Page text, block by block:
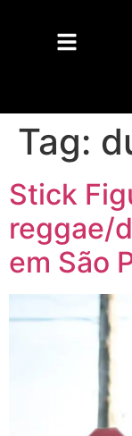
Tag:
Stick
reggae/
em São